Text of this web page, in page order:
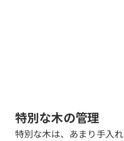
特別な木の管理
特別な木は、あまり手入